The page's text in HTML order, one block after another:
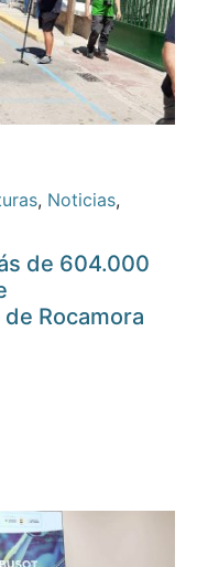
, Noticias,
de 604.000
Rocamora